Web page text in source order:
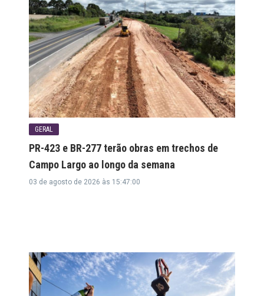
GERAL
PR-423 e BR-277 terão obras em trechos de
Campo Largo ao longo da semana
03 de agosto de 2026 às 15:47:00